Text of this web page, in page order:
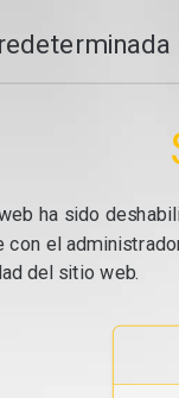
ha sido
con el
del sitio web.